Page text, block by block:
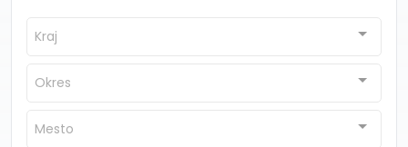
Kraj
Okres
Mesto